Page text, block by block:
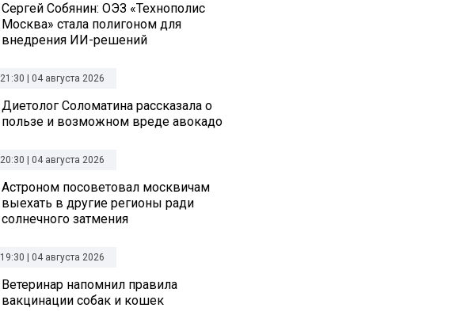
Сергей Собянин: ОЭЗ «Технополис
Москва» стала полигоном для
внедрения ИИ-решений
21:30 | 04 августа 2026
Диетолог Соломатина рассказала о
пользе и возможном вреде авокадо
20:30 | 04 августа 2026
Астроном посоветовал москвичам
выехать в другие регионы ради
солнечного затмения
19:30 | 04 августа 2026
Ветеринар напомнил правила
вакцинации собак и кошек